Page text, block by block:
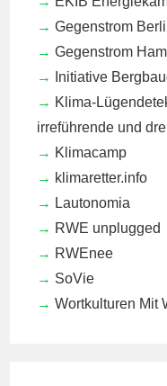
Gegenstrom
Gegenstrom
Initiative
Klima-
irreführende und
Klimacamp
klimaretter.info
Lautonomia
RWE unplugged
RWEnee
SoVie
Wortkulturen Mit